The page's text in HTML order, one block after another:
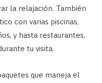
la relajación. También
con varias piscinas,
y hasta restaurantes,
tu visita.
que maneja el